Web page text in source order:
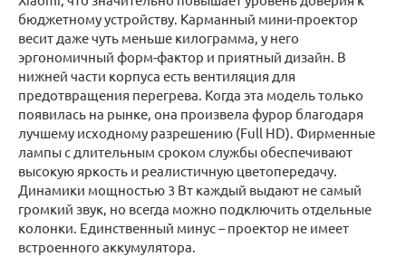
бюджетному устройству. Карманный мини-проектор
весит даже чуть меньше килограмма, у него
эргономичный форм-фактор и приятный дизайн. В
нижней части корпуса есть вентиляция для
предотвращения перегрева. Когда эта модель только
появилась на рынке, она произвела фурор благодаря
лучшему исходному разрешению (Full HD). Фирменные
лампы с длительным сроком службы обеспечивают
высокую яркость и реалистичную цветопередачу.
Динамики мощностью 3 Вт каждый выдают не самый
громкий звук, но всегда можно подключить отдельные
колонки. Единственный минус – проектор не имеет
встроенного аккумулятора.